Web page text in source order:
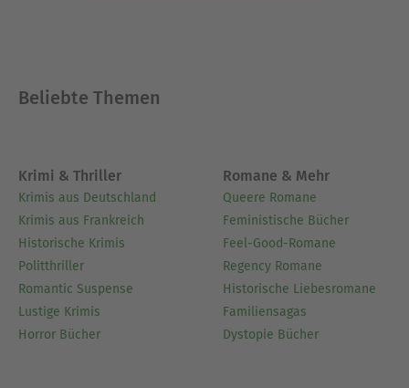
Beliebte Themen
Krimi & Thriller
Krimis aus Deutschland
Krimis aus Frankreich
Historische Krimis
Politthriller
Romantic Suspense
Lustige Krimis
Horror Bücher
Romane & Mehr
Queere Romane
Feministische Bücher
Feel-Good-Romane
Regency Romane
Historische Liebesromane
Familiensagas
Dystopie Bücher